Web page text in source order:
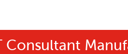
Consultant